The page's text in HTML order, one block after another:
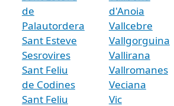
de
Palautordera
Sant Esteve
Sesrovires
Sant Feliu
de Codines
Sant Feliu
d'Anoia
Vallcebre
Vallgorguina
Vallirana
Vallromanes
Veciana
Vic